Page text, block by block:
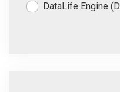
DataLife Engine